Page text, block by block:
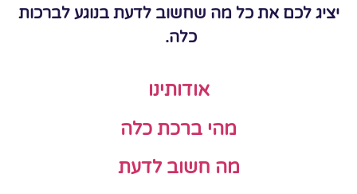
יציג לכם את כל מה שחשוב לדעת בנוגע לברכות
כלה.
אודותינו
מהי ברכת כלה
מה חשוב לדעת